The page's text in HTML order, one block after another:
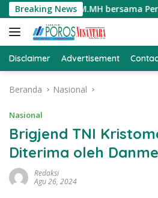
Langsung
ke
konten
Breaking News bersama
Disclaimer Advertisement
Beranda Nasional
Nasional
Brigjend TNI
Diterima oleh
Redaksi
Agu 26, 2024